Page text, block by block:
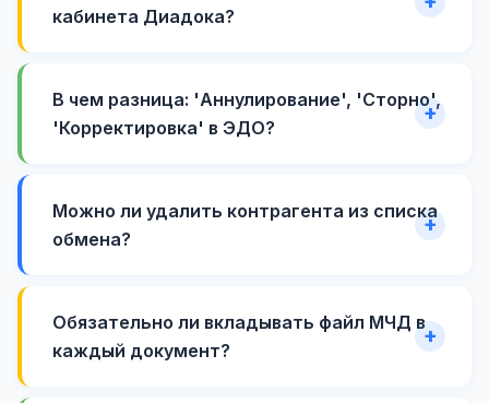
кабинета Диадока?
В чем разница: 'Аннулирование', 'Сторно',
'Корректировка' в ЭДО?
Можно ли удалить контрагента из списка
обмена?
Обязательно ли вкладывать файл МЧД в
каждый документ?